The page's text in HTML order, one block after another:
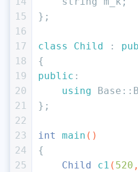
15
16
17
18
19
20
21
22
23
24
25
};
class Child :
{
public :
using
};
int main ()
{
Child c1 ( 520